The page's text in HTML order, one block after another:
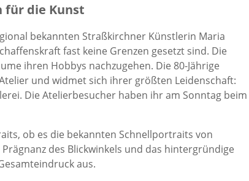
für die Kunst
bekannten Straßkirchner Künstlerin Maria
fast keine Grenzen gesetzt sind. Die
ihren Hobbys nachzugehen. Die 80-Jährige
und widmet sich ihrer größten Leidenschaft:
Die Atelierbesucher haben ihr am Sonntag beim
ob es die bekannten Schnellportraits von
des Blickwinkels und das hintergründige
aus.